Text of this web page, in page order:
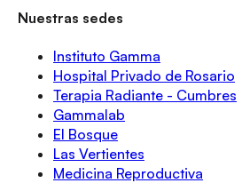
Nuestras sedes
Instituto Gamma
Hospital Privado de Rosario
Terapia Radiante - Cumbres
Gammalab
El Bosque
Las Vertientes
Medicina Reproductiva